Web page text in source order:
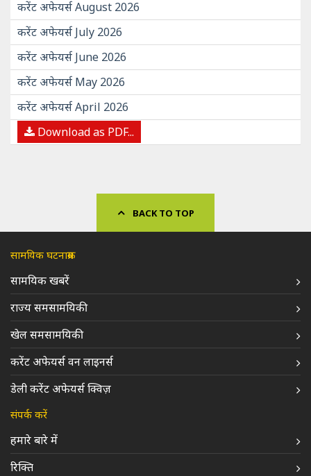
करेंट अफेयर्स August 2026
करेंट अफेयर्स July 2026
करेंट अफेयर्स June 2026
करेंट अफेयर्स May 2026
करेंट अफेयर्स April 2026
Download as PDF...
BACK TO TOP
सामयिक घटनाक्रम
सामयिक खबरें
राज्य समसामयिकी
खेल समसामयिकी
करेंट अफेयर्स वन लाइनर्स
डेली करेंट अफेयर्स क्विज़
संपर्क करें
हमारे बारे में
रिक्ति